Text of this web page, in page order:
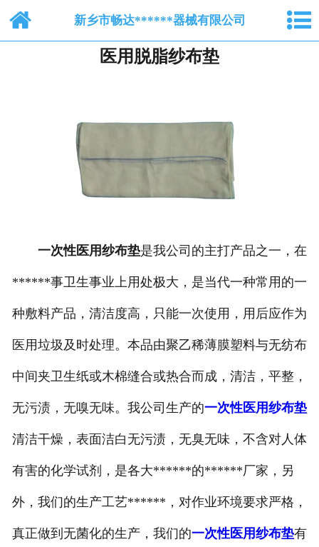
网站首页
关于我们
脱脂棉纱布
产品中心
新闻中心
联系我们
新乡市畅达******器械有限公司
医用脱脂纱布垫
一次性医用纱布垫是我公司的主打产品之一，在
******事卫生事业上用处极大，是当代一种常用的一
种敷料产品，清洁度高，只能一次使用，用后应作为
医用垃圾及时处理。本品由聚乙稀薄膜塑料与无纺布
中间夹卫生纸或木棉缝合或热合而成，清洁，平整，
无污渍，无嗅无味。我公司生产的一次性医用纱布垫
清洁干燥，表面洁白无污渍，无臭无味，不含对人体
有害的化学试剂，是各大******的******厂家，另
外，我们的生产工艺******，对作业环境要求严格，
真正做到无菌化的生产，我们的一次性医用纱布垫有